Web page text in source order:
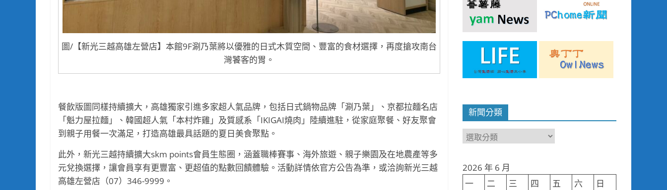
圖/【新光三越高雄左營店】本館9F涮乃葉將以優雅的日式木質空間、豐富的食材選擇，再度搶攻南台
灣饕客的胃。
餐飲版圖同樣持續擴大，高雄獨家引進多家超人氣品牌，包括日式鍋物品牌「涮乃葉」、京都拉麵名店
「魁力屋拉麵」、韓國超人氣「本村炸雞」及質感系「IKIGAI燒肉」陸續進駐，從家庭聚餐、好友聚會
到親子用餐一次滿足，打造高雄最具話題的夏日美食聚點。
此外，新光三越持續擴大skm points會員生態圈，涵蓋職棒賽事、海外旅遊、親子樂園及在地農產等多
元兌換選擇，讓會員享有更豐富、更超值的點數回饋體驗。活動詳情依官方公告為準，或洽詢新光三越
高雄左營店（07）346-9999。
新聞分類
新
類
2026 年 6 月
一
二 三 四 五 六 日